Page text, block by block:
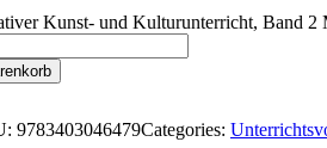
Kunst- und Kulturunterricht, Band 2
9783403046479Categories: